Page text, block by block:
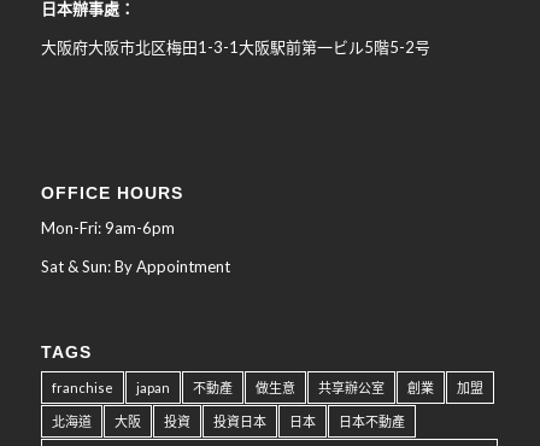
日本辦事處：
大阪府大阪市北区梅田1-3-1大阪駅前第一ビル5階5-2号
OFFICE HOURS
Mon-Fri: 9am-6pm
Sat & Sun: By Appointment
TAGS
franchise japan 不動產 做生意 共享辦公室 創業 加盟
北海道 大阪 投資 投資日本 日本 日本不動產